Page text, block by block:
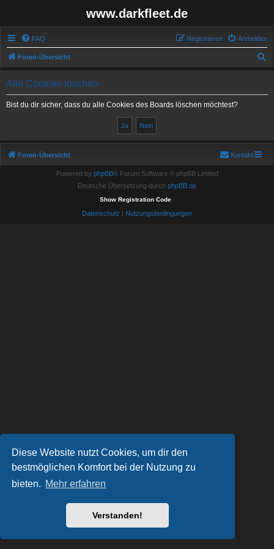
Diese Website nutzt Cookies, um dir den
bestmöglichen Komfort bei der Nutzung zu
bieten. Mehr erfahren
Verstanden!
www.darkfleet.de
FAQ Anmelden
Registrieren
Foren-Übersicht
u
Alle Cookies löschen
Bist du dir sicher, dass du alle Cookies des Boards löschen möchtest?
Foren-Übersicht Kontakt
Powered by phpBB® Forum Software © phpBB Limited
Deutsche Übersetzung durch phpBB.de
Show Registration Code
Datenschutz | Nutzungsbedingungen